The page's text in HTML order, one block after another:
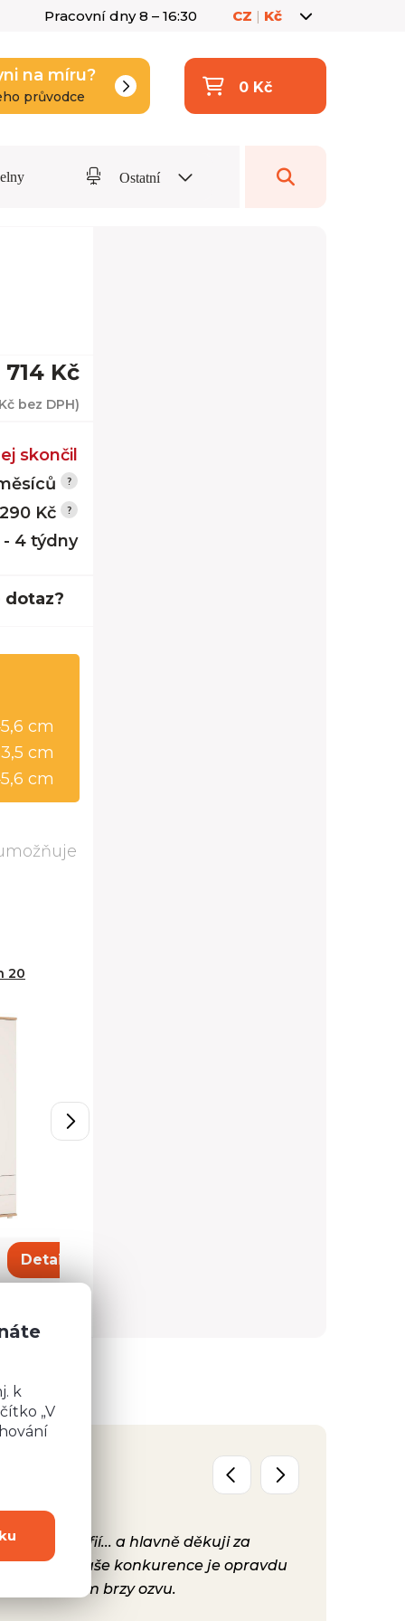
Pracovní dny 8 – 16:30 CZ | Kč
na míru?
průvodce
0 Kč
Ostatní
714 Kč
bez DPH)
skončil
Kč
- 4 týdny
dotaz?
cm
cm
cm
20
Detail
fotografií... a hlavně děkuji za
protože Vaše konkurence je opravdu
se Vám brzy ozvu.
k
„V